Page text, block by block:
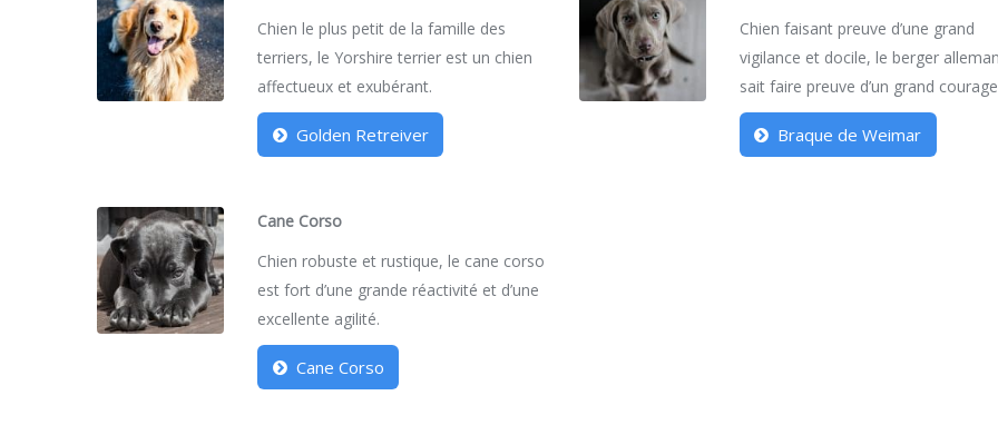
Chien le plus petit de la famille des
terriers, le Yorshire terrier est un chien
affectueux et exubérant.
Golden Retreiver
Chien faisant preuve d’une grand
vigilance et docile, le berger
sait faire preuve d’un grand
Braque de Weimar
Cane Corso
Chien robuste et rustique, le cane corso
est fort d’une grande réactivité et d’une
excellente agilité.
Cane Corso